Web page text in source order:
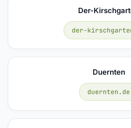
Der-
der-
Duernten
duernten.de